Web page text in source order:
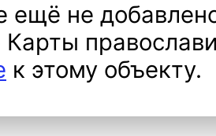
ещё не
Карты
к этому объекту.